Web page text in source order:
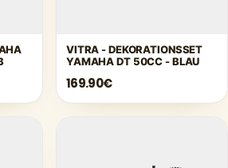
VITRA - DEKORATIONSSET
YAMAHA DT 50CC - BLAU
169.90€